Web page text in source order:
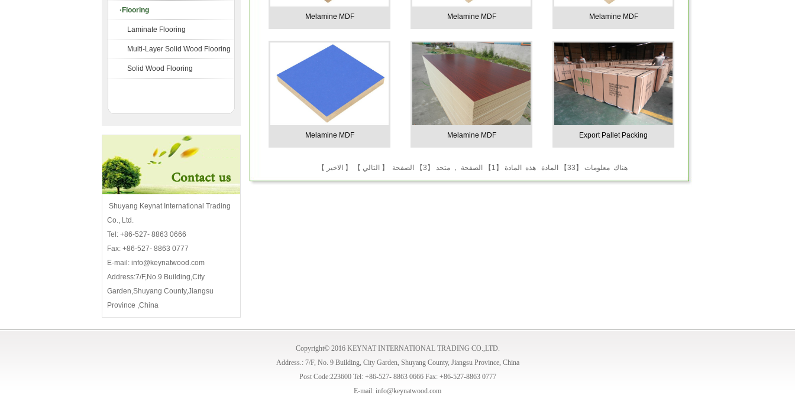
·Flooring
Laminate Flooring
Multi-Layer Solid Wood Flooring
Solid Wood Flooring
Shuyang Keynat International Trading
Co., Ltd.
Tel: +86-527- 8863 0666
Fax: +86-527- 8863 0777
E-mail: info@keynatwood.com
Address:7/F,No.9 Building,City
Garden,Shuyang County,Jiangsu
Province ,China
Melamine MDF Melamine MDF Melamine MDF
Melamine MDF Melamine MDF Export Pallet Packing
هناك معلومات 【33】 المادة هذه المادة 【1】 الصفحة ， متحد 【3】 الصفحة 【 التالي 】 【 الاخير 】
Copyright© 2016 KEYNAT INTERNATIONAL TRADING CO.,LTD.
Address.: 7/F, No. 9 Building, City Garden, Shuyang County, Jiangsu Province, China
Post Code:223600 Tel: +86-527- 8863 0666 Fax: +86-527-8863 0777
E-mail: info@keynatwood.com